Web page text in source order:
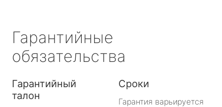
Гарантийные
обязательства
Гарантийный
талон
Сроки
Гарантия варьируется